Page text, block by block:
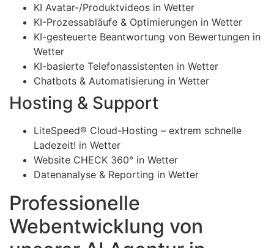
KI Avatar-/Produktvideos in Wetter
KI-Prozessabläufe & Optimierungen in Wetter
KI-gesteuerte Beantwortung von Bewertungen in
Wetter
KI-basierte Telefonassistenten in Wetter
Chatbots & Automatisierung in Wetter
Hosting & Support
LiteSpeed® Cloud-Hosting – extrem schnelle
Ladezeit! in Wetter
Website CHECK 360° in Wetter
Datenanalyse & Reporting in Wetter
Professionelle
Webentwicklung von